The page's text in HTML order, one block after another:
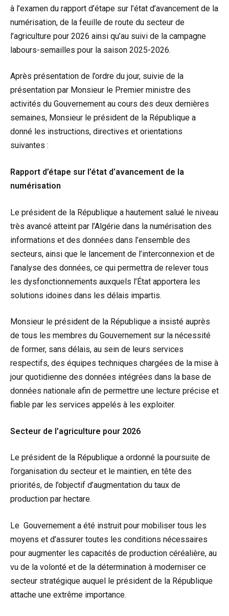
à l’examen du rapport d’étape sur l’état d’avancement de la
numérisation, de la feuille de route du secteur de
l’agriculture pour 2026 ainsi qu’au suivi de la campagne
labours-semailles pour la saison 2025-2026.
Après présentation de l’ordre du jour, suivie de la
présentation par Monsieur le Premier ministre des
activités du Gouvernement au cours des deux dernières
semaines, Monsieur le président de la République a
donné les instructions, directives et orientations
suivantes :
Rapport d’étape sur l’état d’avancement de la
numérisation
Le président de la République a hautement salué le niveau
très avancé atteint par l’Algérie dans la numérisation des
informations et des données dans l’ensemble des
secteurs, ainsi que le lancement de l’interconnexion et de
l’analyse des données, ce qui permettra de relever tous
les dysfonctionnements auxquels l’État apportera les
solutions idoines dans les délais impartis.
Monsieur le président de la République a insisté auprès
de tous les membres du Gouvernement sur la nécessité
de former, sans délais, au sein de leurs services
respectifs, des équipes techniques chargées de la mise à
jour quotidienne des données intégrées dans la base de
données nationale afin de permettre une lecture précise et
fiable par les services appelés à les exploiter.
Secteur de l’agriculture pour 2026
Le président de la République a ordonné la poursuite de
l’organisation du secteur et le maintien, en tête des
priorités, de l’objectif d’augmentation du taux de
production par hectare.
Le Gouvernement a été instruit pour mobiliser tous les
moyens et d’assurer toutes les conditions nécessaires
pour augmenter les capacités de production céréalière, au
vu de la volonté et de la détermination à moderniser ce
secteur stratégique auquel le président de la République
attache une extrême importance.